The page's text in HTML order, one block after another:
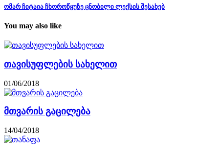
ომარ ჩიტაია ჩხოროწყუზე ცნობილი ლექსის შესახებ
You may also like
თავისუფლების სახელით
01/06/2018
მთვარის გაცილება
14/04/2018